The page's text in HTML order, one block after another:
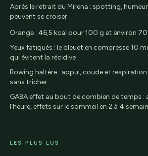
Après le retrait du Mirena : spotting,
peuvent se croiser
Orange : 46,5 kcal pour 100 g et environ
Yeux fatigués : le bleuet en compresse 10
qui évitent la récidive
Rowing haltère : appui, coude et
sans tricher
GABA effet au bout de combien de temps :
l’heure, effets sur le sommeil en 2 à 4
LES PLUS LUS